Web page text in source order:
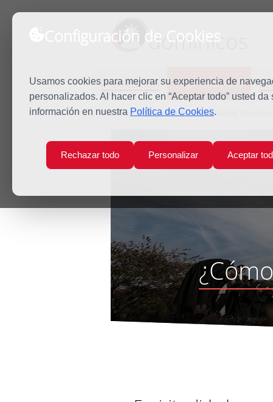
Configuración de Cookies
Usamos cookies para mejorar su experiencia de
personalizados. Al hacer clic en “Aceptar todo” usted
información en nuestra Política de Cookies.
Rechazar todo Personalizar Aceptar
dominicos
Predicación Espiritualidad
Inicio Espiritualidad Espiritualidad Dominicana